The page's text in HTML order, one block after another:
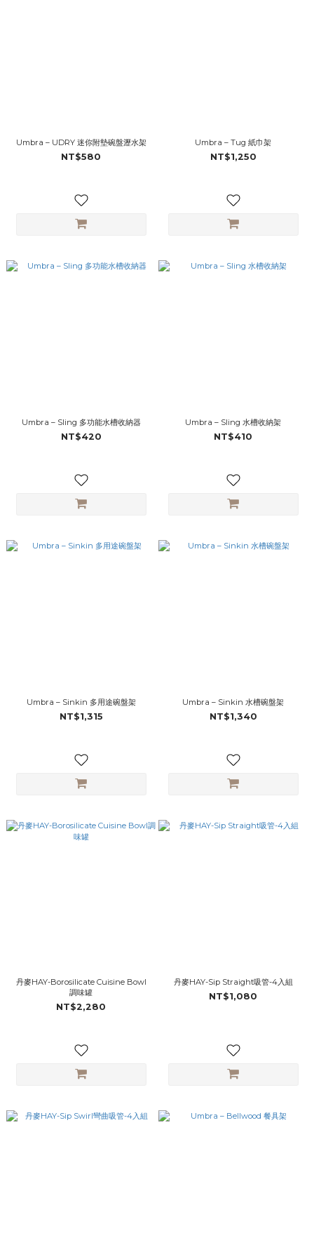
Umbra – UDRY 迷你附墊碗盤瀝水架
NT$580
Umbra – Tug 紙巾架
NT$1,250
Umbra – Sling 多功能水槽收納器
NT$420
Umbra – Sling 水槽收納架
NT$410
Umbra – Sinkin 多用途碗盤架
NT$1,315
Umbra – Sinkin 水槽碗盤架
NT$1,340
丹麥HAY-Borosilicate Cuisine Bowl
調味罐
NT$2,280
丹麥HAY-Sip Straight吸管-4入組
NT$1,080